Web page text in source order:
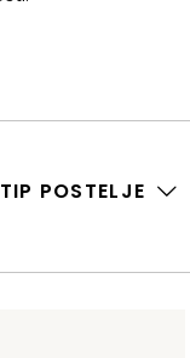
TIP POSTELJE